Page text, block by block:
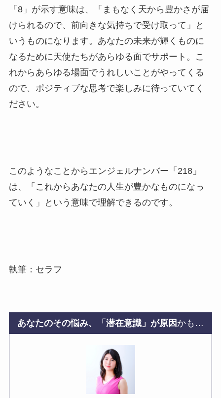
「8」が示す意味は、「まもなく天から豊かさが届
けられるので、前向きな気持ちで受け取って」と
いうものになります。あなたの未来が輝くものに
なるために天使たちがあらゆる面でサポート。こ
れからあらゆる場面でうれしいことがやってくる
ので、ポジティブな思考で楽しみに待っていてく
ださい。
このようなことからエンジェルナンバー「218」
は、「これからあなたの人生が豊かなものになっ
ていく」という意味で理解できるのです。
執筆：セラフ
あなたのその悩み、「潜在意識」が原因 かも…